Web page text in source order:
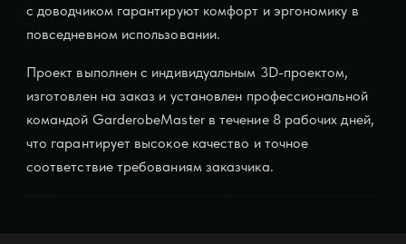
с доводчиком гарантируют комфорт и эргономику в
повседневном использовании.
Проект выполнен с индивидуальным 3D-проектом,
изготовлен на заказ и установлен профессиональной
командой GarderobeMaster в течение 8 рабочих дней,
что гарантирует высокое качество и точное
соответствие требованиям заказчика.